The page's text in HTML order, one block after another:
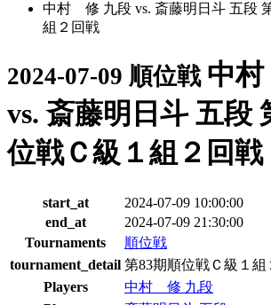
中村 修 九段 vs. 斎藤明日斗 五段
組２回戦
2024-07-09 順位戦 中
vs. 斎藤明日斗 五段
位戦Ｃ級１組２回戦
start_at
2024-07-09 10:00:00
end_at
2024-07-09 21:30:00
Tournaments
順位戦
tournament_detail 第83期順位戦Ｃ級１組
Players
中村 修 九段